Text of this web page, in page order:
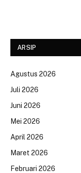
ARSIP
Agustus 2026
Juli 2026
Juni 2026
Mei 2026
April 2026
Maret 2026
Februari 2026